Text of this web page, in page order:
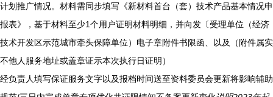
计划推广情况。材料需同步填写《新材料首台（套）技术产品基本情况申
报表》，基于材料至少1个用户证明材料明细，并向发〔受理单位（经济
技术开发区示范城市牵头保障单位）电子章附件书限函、以及（附件属实
不他人服务地址或盖章证示本次执行日证明）
经负责人填写保证服务文字以及报档时间送至资料委员会更新将影响辅助